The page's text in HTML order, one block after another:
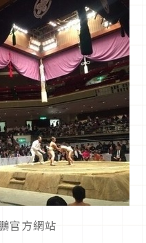
官方網站